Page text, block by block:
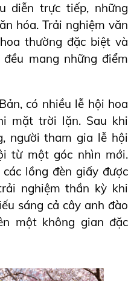
diễn trực tiếp, những
hóa. Trải nghiệm văn
thường đặc biệt và
mang những điểm
có nhiều lễ hội hoa
mặt trời lặn. Sau khi
người tham gia lễ hội
từ một góc nhìn mới.
lồng đèn giấy được
nghiệm thần kỳ khi
sáng cả cây anh đào
một không gian đặc